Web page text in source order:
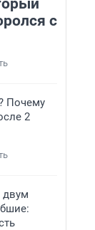
с
Почему
2
двум